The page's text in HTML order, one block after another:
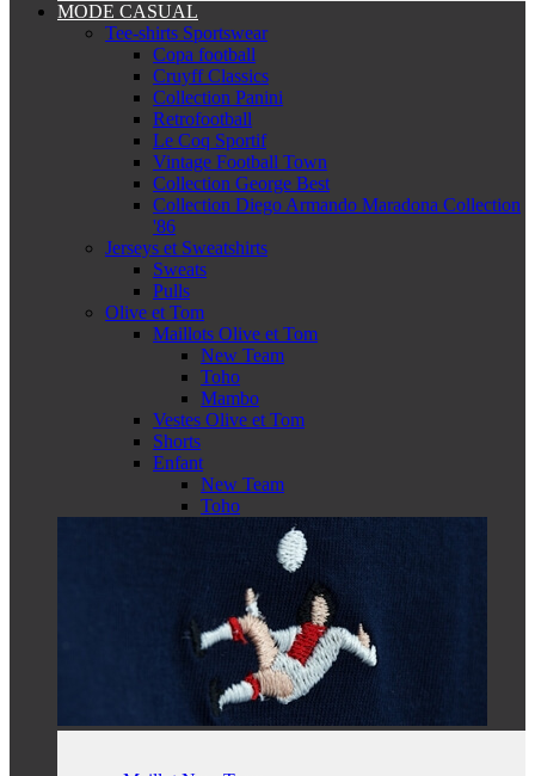
MODE CASUAL
Tee-shirts Sportswear
Copa football
Cruyff Classics
Collection Panini
Retrofootball
Le Coq Sportif
Vintage Football Town
Collection George Best
Collection Diego Armando Maradona Collection
'86
Jerseys et Sweatshirts
Sweats
Pulls
Olive et Tom
Maillots Olive et Tom
New Team
Toho
Mambo
Vestes Olive et Tom
Shorts
Enfant
New Team
Toho